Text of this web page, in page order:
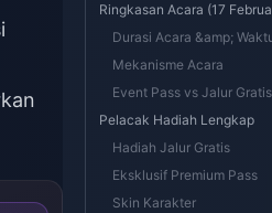
Ringkasan Acara (17
Durasi Acara &amp;
Mekanisme Acara
Event Pass vs Jalur Gratis
Pelacak Hadiah Lengkap
Hadiah Jalur Gratis
Eksklusif Premium Pass
Skin Karakter